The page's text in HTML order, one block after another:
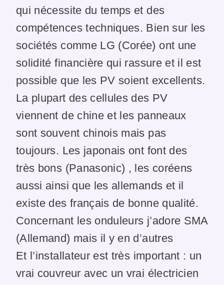
qui nécessite du temps et des
compétences techniques. Bien sur les
sociétés comme LG (Corée) ont une
solidité financière qui rassure et il est
possible que les PV soient excellents.
La plupart des cellules des PV
viennent de chine et les panneaux
sont souvent chinois mais pas
toujours. Les japonais ont font des
très bons (Panasonic) , les coréens
aussi ainsi que les allemands et il
existe des français de bonne qualité.
Concernant les onduleurs j’adore SMA
(Allemand) mais il y en d’autres
Et l’installateur est très important : un
vrai couvreur avec un vrai électricien